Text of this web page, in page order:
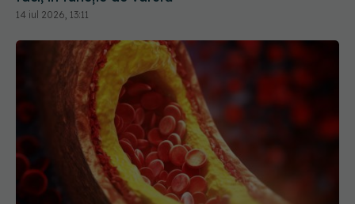
Semnele discrete ale colesterolului ridicat pe
care mulți le trec cu vederea. Explicațiile unui
cardiolog